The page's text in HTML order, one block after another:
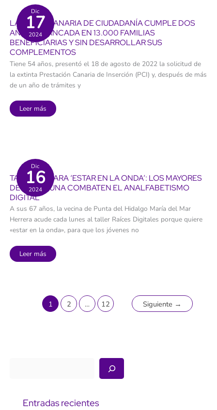
23.300
personas
fallecido
en
Canarias
esperando
las
ayudas
Dic
17
2024
LA RENTA CANARIA DE CIUDADANÍA CUMPLE DOS
AÑOS ESTANCADA EN 13.000 FAMILIAS
BENEFICIARIAS Y SIN DESARROLLAR SUS
COMPLEMENTOS
Tiene 54 años, presentó el 18 de agosto de 2022 la solicitud de
la extinta Prestación Canaria de Inserción (PCI) y, después de más
de un año de trámites y
La
Renta
estancada
en
13.000
familias
beneficiarias
y
sin
desarrollar
sus
complementos
Leer más
Dic
16
2024
TALLERES PARA ‘ESTAR EN LA ONDA’: LOS MAYORES
DE LA LAGUNA COMBATEN EL ANALFABETISMO
DIGITAL
A sus 67 años, la vecina de Punta del Hidalgo María del Mar
Herrera acude cada lunes al taller Raíces Digitales porque quiere
«estar en la onda», para que los jóvenes no
Talleres
para
mayores
Leer más
1 2 … 12 Siguiente →
Entradas recientes